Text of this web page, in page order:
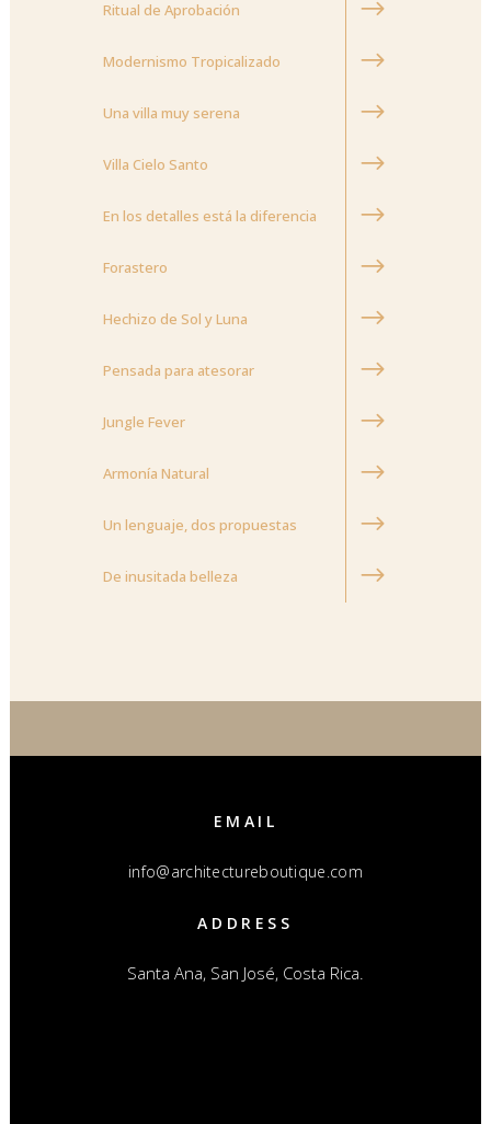
Ritual de Aprobación
Modernismo Tropicalizado
Una villa muy serena
Villa Cielo Santo
En los detalles está la diferencia
Forastero
Hechizo de Sol y Luna
Pensada para atesorar
Jungle Fever
Armonía Natural
Un lenguaje, dos propuestas
De inusitada belleza
EMAIL
info@architectureboutique.com
ADDRESS
Santa Ana, San José, Costa Rica.